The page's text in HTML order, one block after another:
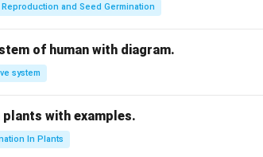
and Seed Germination
of human with diagram.
system
with examples.
In Plants